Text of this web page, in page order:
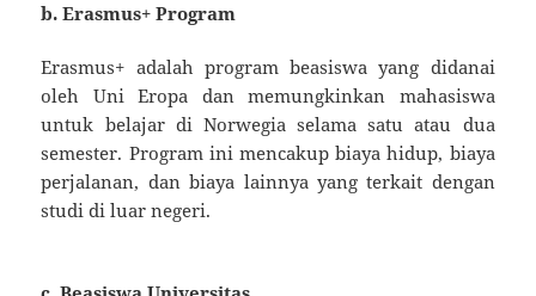
b.Erasmus+ Program
Erasmus+ adalah program beasiswa yang didanai
oleh Uni Eropa dan memungkinkan mahasiswa
untuk belajar di Norwegia selama satu atau dua
semester. Program ini mencakup biaya hidup, biaya
perjalanan, dan biaya lainnya yang terkait dengan
studi di luar negeri.